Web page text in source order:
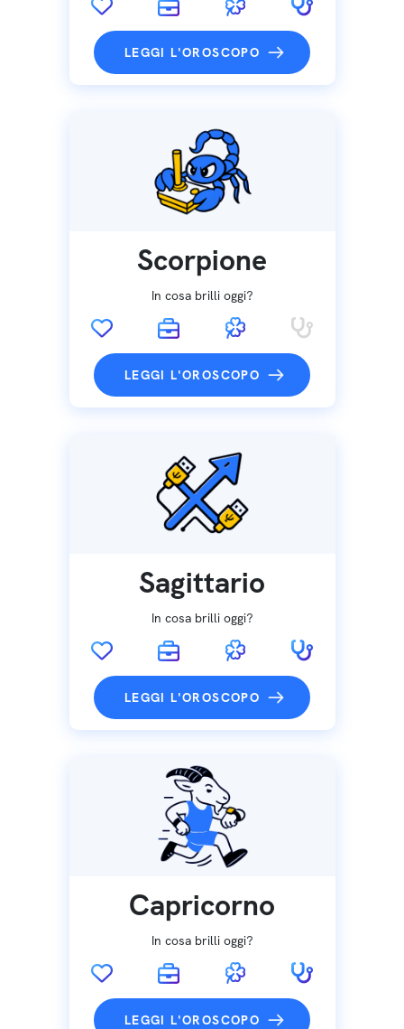
LEGGI L'OROSCOPO
Scorpione
In cosa brilli oggi?
LEGGI L'OROSCOPO
Sagittario
In cosa brilli oggi?
LEGGI L'OROSCOPO
Capricorno
In cosa brilli oggi?
LEGGI L'OROSCOPO